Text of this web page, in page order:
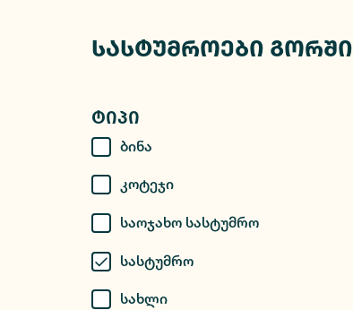
სასტუმროები გორში
Ტიპი
Ბინა
Კოტეჯი
Საოჯახო Სასტუმრო
Სასტუმრო
Სახლი